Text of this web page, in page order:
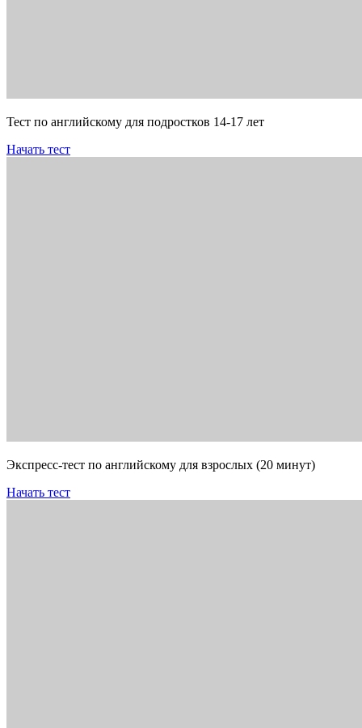
Тест по английскому для подростков 14-17 лет
Начать тест
Экспресс-тест по английскому для взрослых (20 минут)
Начать тест